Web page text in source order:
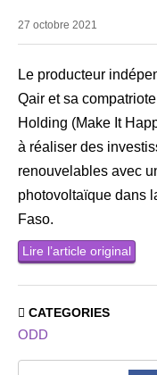
27 octobre 2021
Le producteur
Qair et sa
Holding (Make It
à réaliser des
renouvelables avec
photovoltaïque dans
Faso.
Lire l’article original
CATEGORIES
ODD